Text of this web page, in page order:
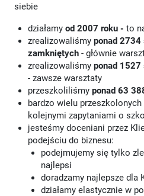
siebie
działamy od 2007 roku - to
zrealizowaliśmyponad 2734
zamkniętych - głównie
zrealizowaliśmy ponad 1527
- zawsze warsztaty
przeszkoliliśmy ponad 63
bardzo wielu
kolejnymi zapytaniami o
jesteśmy doceniani przez
podejściu do biznesu:
podejmujemy się tylko
najlepsi
doradzamy najlepsze dla
działamy elastycznie w